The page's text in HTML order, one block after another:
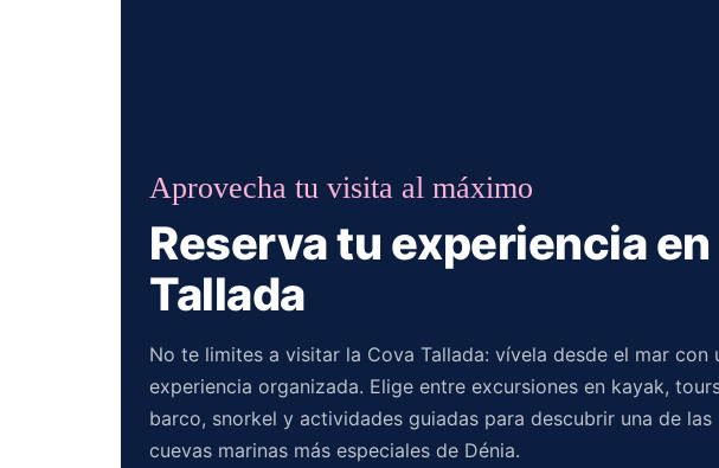
Aprovecha tu visita al máximo
Reserva tu experiencia en
Tallada
No te limites a visitar la Cova Tallada: vívela desde el mar con
experiencia organizada. Elige entre excursiones en kayak,
barco, snorkel y actividades guiadas para descubrir una de las
cuevas marinas más especiales de Dénia.